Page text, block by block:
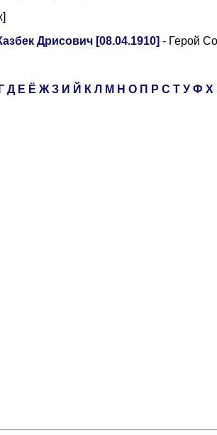
Дрисович [08.04.1910] - Герой
Г Д Е Ё Ж З И Й К Л М Н О П Р С Т У Ф Х